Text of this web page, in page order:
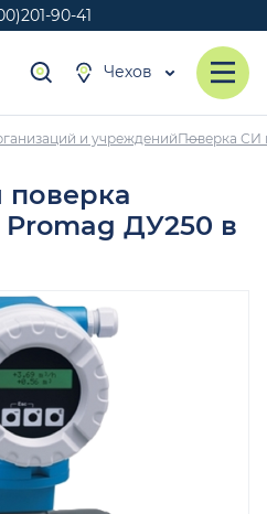
90-41
Чехов
и учрежденийПоверка СИ
ДУ250 в